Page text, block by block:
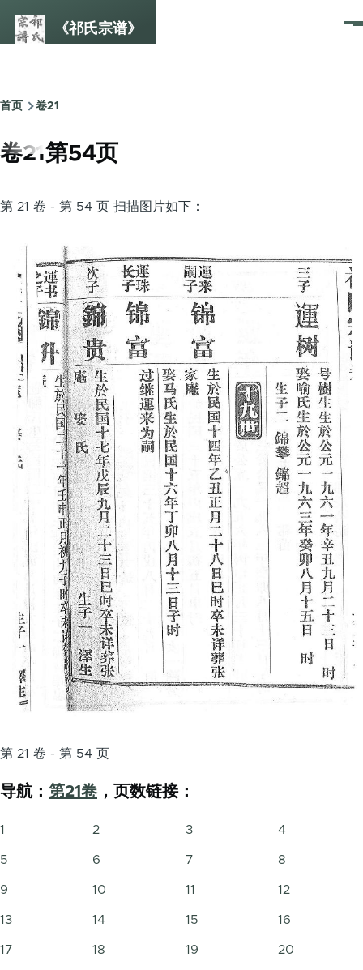
《祁氏宗谱》
菜
面
包
屑
首页 卷21
卷21第54页
第 21 卷 - 第 54 页 扫描图片如下：
第 21 卷 - 第 54 页
导航： 第21卷 ，页数链接：
1 2 3 4
5 6 7 8
9 10 11 12
13 14 15 16
17 18 19 20